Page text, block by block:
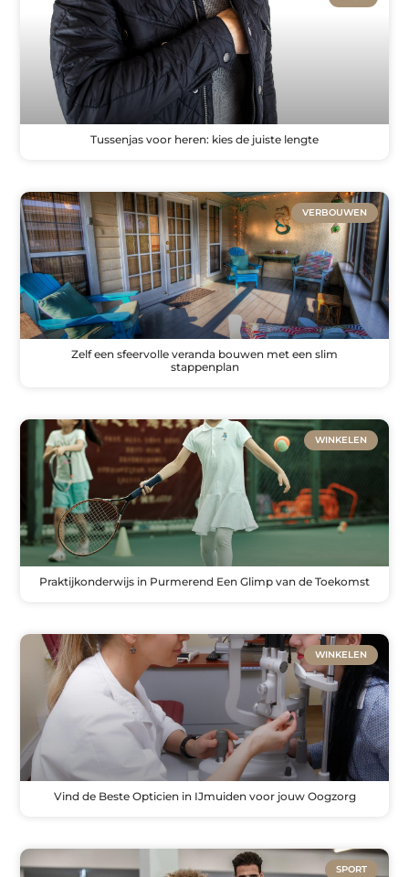
Tussenjas voor heren: kies de juiste lengte
VERBOUWEN
Zelf een sfeervolle veranda bouwen met een slim
stappenplan
WINKELEN
Praktijkonderwijs in Purmerend Een Glimp van de Toekomst
WINKELEN
Vind de Beste Opticien in IJmuiden voor jouw Oogzorg
SPORT